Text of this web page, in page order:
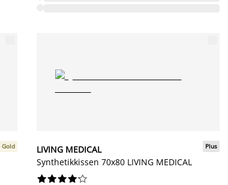
Gold
LIVING MEDICAL
Synthetikkissen 70x80 LIVING MEDICAL
Plus





